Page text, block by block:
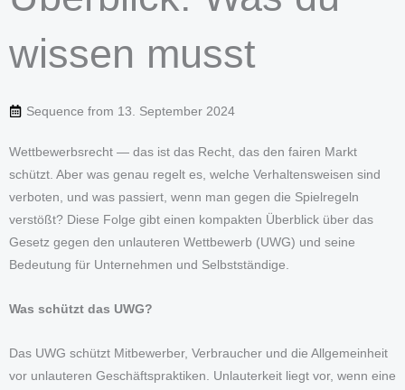
wissen musst
Sequence from 13. September 2024
Wettbewerbsrecht — das ist das Recht, das den fairen Markt
schützt. Aber was genau regelt es, welche Verhaltensweisen sind
verboten, und was passiert, wenn man gegen die Spielregeln
verstößt? Diese Folge gibt einen kompakten Überblick über das
Gesetz gegen den unlauteren Wettbewerb (UWG) und seine
Bedeutung für Unternehmen und Selbstständige.
Was schützt das UWG?
Das UWG schützt Mitbewerber, Verbraucher und die Allgemeinheit
vor unlauteren Geschäftspraktiken. Unlauterkeit liegt vor, wenn eine